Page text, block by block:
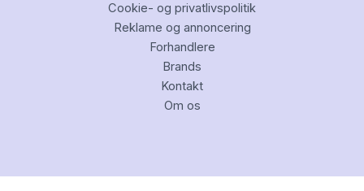
Cookie- og privatlivspolitik
Reklame og annoncering
Forhandlere
Brands
Kontakt
Om os